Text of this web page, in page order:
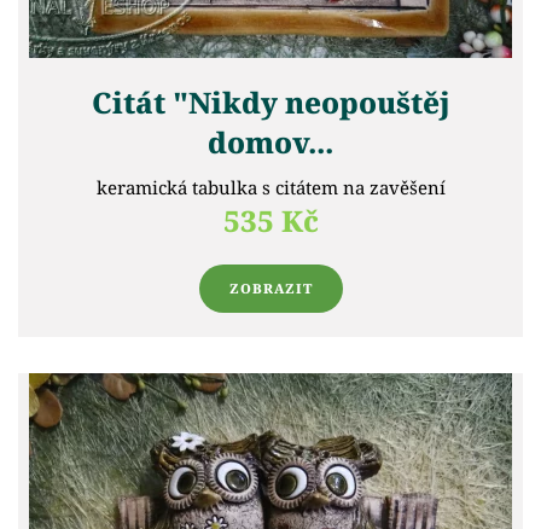
Citát "Nikdy neopouštěj
domov...
keramická tabulka s citátem na zavěšení
535 Kč
ZOBRAZIT